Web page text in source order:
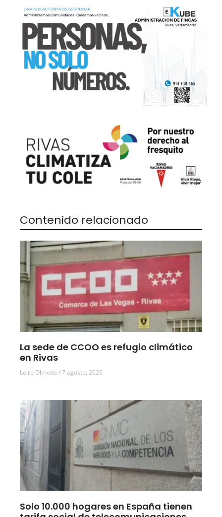
Contenido relacionado
La sede de CCOO es refugio climático
en Rivas
Leire Olmeda 7 agosto, 2026
Solo 10.000 hogares en España tienen